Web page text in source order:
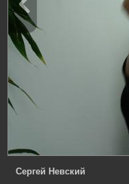
Сергей Невский